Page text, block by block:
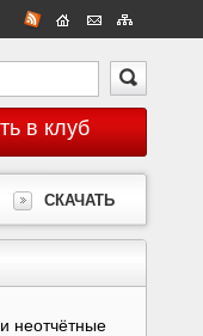
в клуб
СКАЧАТЬ
неотчётные